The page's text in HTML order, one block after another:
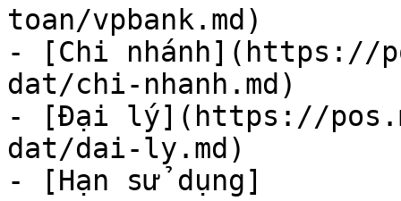
toan/vpbank.md)
- [Chi nhánh](https://
dat/chi-nhanh.md)
- [Đại lý](https://
dat/dai-ly.md)
- [Hạn sử dụng]